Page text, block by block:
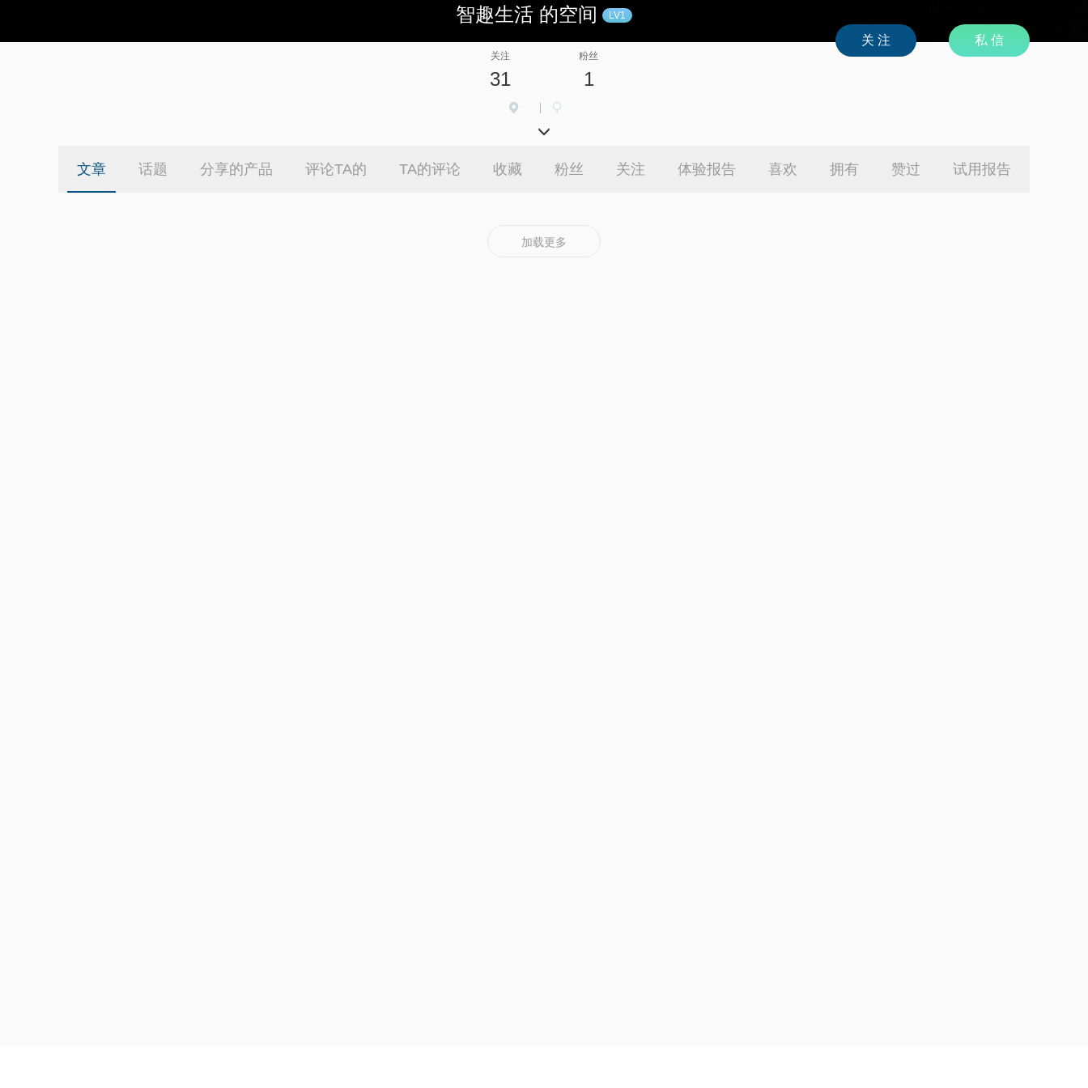
智趣生活 的空间 LV1
私 信
关注
31
粉丝
1
文章 话题 分享的产品 评论TA的 TA的评论 收藏 粉丝 关注 体验报告 喜欢 拥有 赞过 试用报告
加载更多